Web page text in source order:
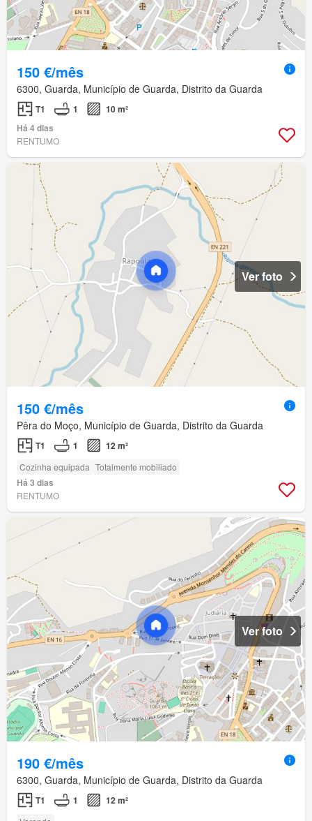
150 €/mês
6300, Guarda, Município de Guarda, Distrito da Guarda
T1 1
10 m²
Há 4 dias
RENTUMO
Ver foto
150 €/mês
Pêra do Moço, Município de Guarda, Distrito da Guarda
T1 1 12 m²
Cozinha equipada Totalmente mobiliado
Há 3 dias
RENTUMO
Ver foto
190 €/mês
6300, Guarda, Município de Guarda, Distrito da Guarda
T1 1 12 m²